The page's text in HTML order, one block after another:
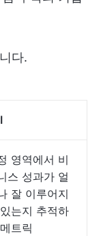
다.
영역에서 비
스 성과가 얼
잘 이루어지
는지 추적하
트릭